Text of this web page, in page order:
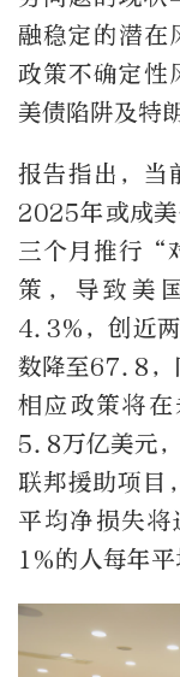
融稳定的潜在
政策不确定性
美债陷阱及特
报告指出，当
2025年或成
三个月推行“
策，导致美
4.3%，创近
数降至67.8，
相应政策将
5.8万亿美元
联邦援助项目
平均净损失
1%的人每年